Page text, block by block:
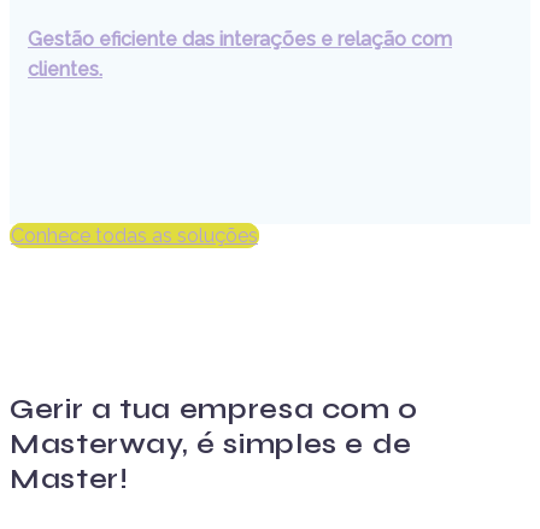
Gestão eficiente das interações e relação com
clientes.
Conhece todas as soluções
Gerir a tua empresa com o
Masterway, é simples e de
Master!